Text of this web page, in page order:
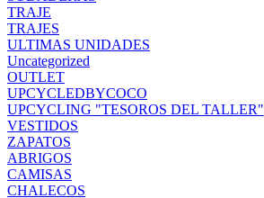
TRAJE
TRAJES
ULTIMAS UNIDADES
Uncategorized
OUTLET
UPCYCLEDBYCOCO
UPCYCLING "TESOROS DEL TALLER"
VESTIDOS
ZAPATOS
ABRIGOS
CAMISAS
CHALECOS